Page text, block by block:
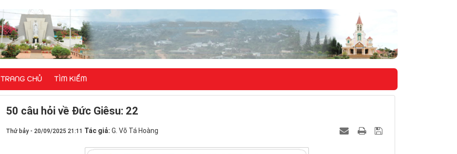
TRANG CHỦ TÌM KIẾM
50 câu hỏi về Đức Giêsu: 22
Thứ bảy - 20/09/2025 21:11 Tác giả: G. Võ Tá Hoàng